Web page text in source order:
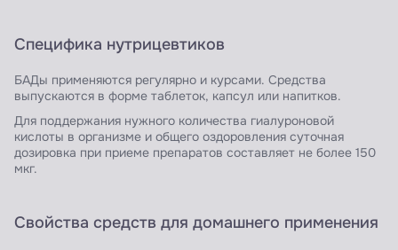
Специфика нутрицевтиков
БАДы применяются регулярно и курсами. Средства
выпускаются в форме таблеток, капсул или напитков.
Для поддержания нужного количества гиалуроновой
кислоты в организме и общего оздоровления суточная
дозировка при приеме препаратов составляет не более 150
мкг.
Свойства средств для домашнего применения